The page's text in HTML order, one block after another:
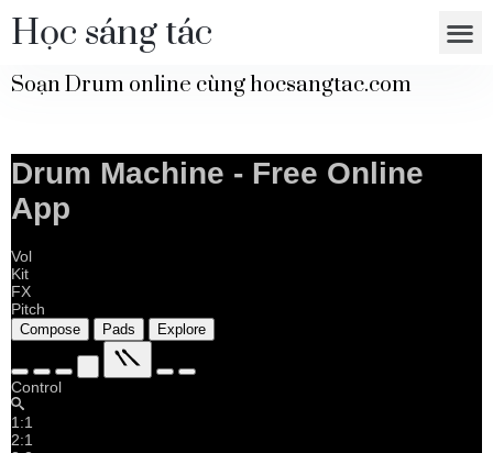
Học sáng tác
Soạn Drum online cùng hocsangtac.com